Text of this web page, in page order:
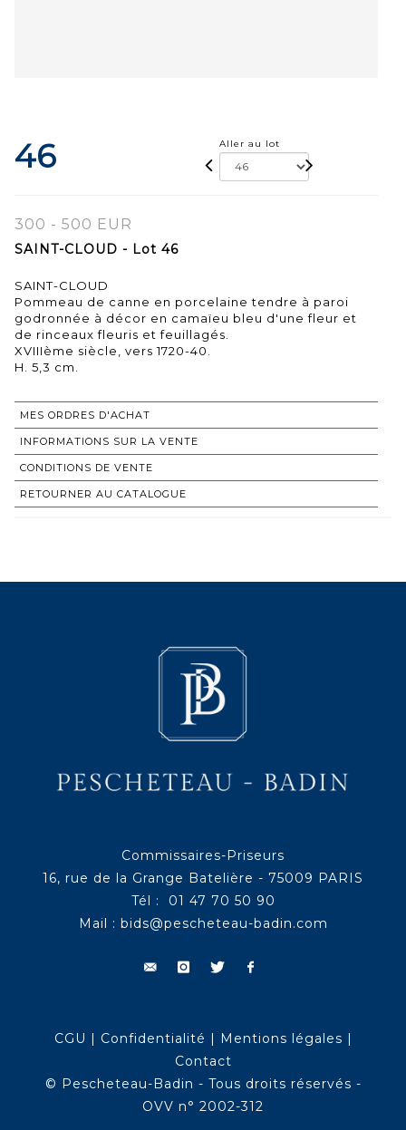
46 Aller au lot
300 - 500 EUR
SAINT-CLOUD - Lot 46
SAINT-CLOUD
Pommeau de canne en porcelaine tendre à paroi
godronnée à décor en camaïeu bleu d'une fleur et
de rinceaux fleuris et feuillagés.
XVIIIème siècle, vers 1720-40.
H. 5,3 cm.
MES ORDRES D'ACHAT
INFORMATIONS SUR LA VENTE
CONDITIONS DE VENTE
RETOURNER AU CATALOGUE
Commissaires-Priseurs
16, rue de la Grange Batelière - 75009 PARIS
Tél : 01 47 70 50 90
Mail : bids@pescheteau-badin.com
CGU | Confidentialité | Mentions légales |
Contact
© Pescheteau-Badin - Tous droits réservés -
OVV n° 2002-312